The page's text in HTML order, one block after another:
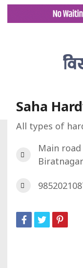
डिरेक्टरी
Saha
All types of
Main road
Biratnagar